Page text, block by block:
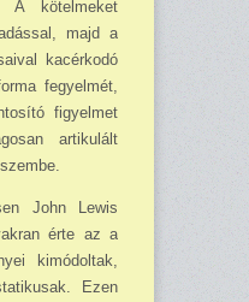
A kötelmeket
majd a
kacérkodó
fegyelmét,
figyelmet
artikulált
John Lewis
érte az a
kimódoltak,
Ezen